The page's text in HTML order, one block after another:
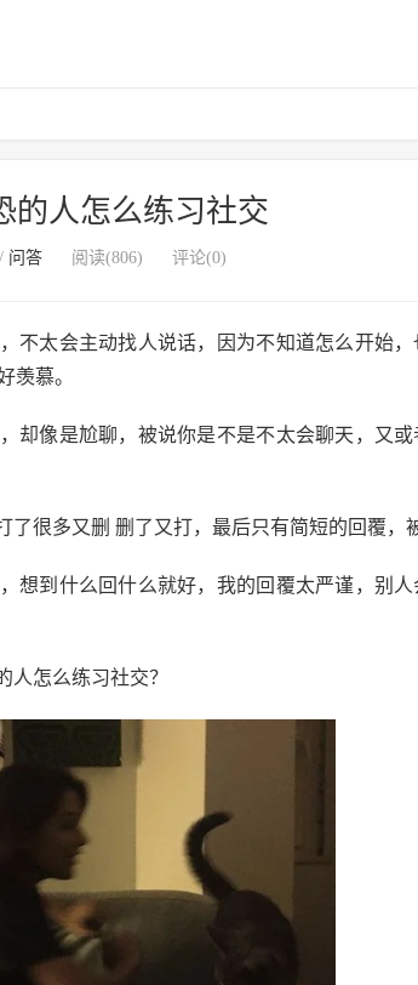
的人怎么练习社交
/ 问答 阅读(806) 评论(0)
不太会主动找人说话，因为不知道怎么开始
羡慕。
却像是尬聊，被说你是不是不太会聊天，又
很多又删 删了又打，最后只有简短的回覆，
想到什么回什么就好，我的回覆太严谨，别人
人怎么练习社交？